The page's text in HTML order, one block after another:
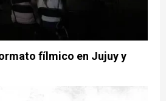
fílmico en Jujuy y